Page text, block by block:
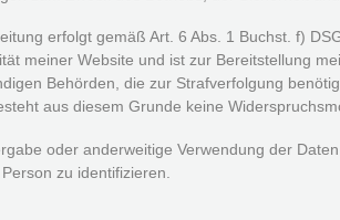
erfolgt gemäß Art. 6 Abs. 1 Buchst. f)
meiner Website und ist zur Bereitstellung
Behörden, die zur Strafverfolgung
aus diesem Grunde keine
oder anderweitige Verwendung der
zu identifizieren.